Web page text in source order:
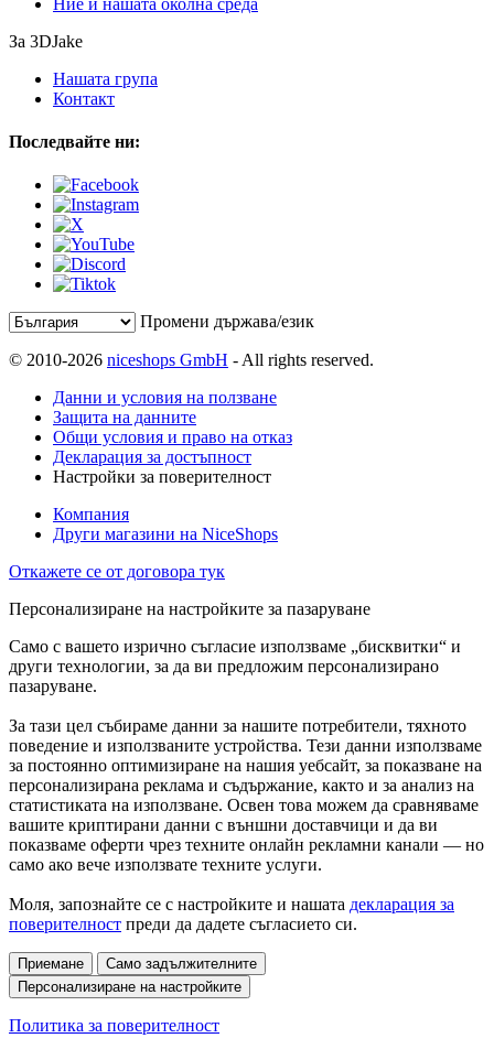
За 3DJake
Нашата група
Контакт
Последвайте ни:
Промени държава/език
© 2010-2026 niceshops GmbH - All rights reserved.
Данни и условия на ползване
Защита на данните
Общи условия и право на отказ
Декларация за достъпност
Настройки за поверителност
Компания
Други магазини на NiceShops
Откажете се от договора тук
Персонализиране на настройките за пазаруване
Само с вашето изрично съгласие използваме „бисквитки“ и
други технологии, за да ви предложим персонализирано
пазаруване.
За тази цел събираме данни за нашите потребители, тяхното
поведение и използваните устройства. Тези данни използваме
за постоянно оптимизиране на нашия уебсайт, за показване на
персонализирана реклама и съдържание, както и за анализ на
статистиката на използване. Освен това можем да сравняваме
вашите криптирани данни с външни доставчици и да ви
показваме оферти чрез техните онлайн рекламни канали — но
само ако вече използвате техните услуги.
Моля, запознайте се с настройките и нашата декларация за
поверителност преди да дадете съгласието си.
Приемане
Само задължителните
Персонализиране на настройките
Политика за поверителност